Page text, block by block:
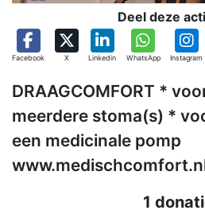
Deel deze
Facebook X Linkedin WhatsApp Instagram
DRAAGCOMFORT *
meerdere stoma(s) *
een medicinale pomp
1